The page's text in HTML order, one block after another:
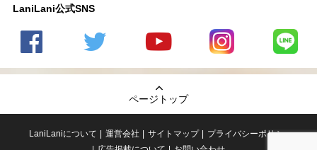
LaniLani公式SNS
の
のtwitter
の
Youtube
チャンネ
ページトップ
LaniLaniについて 運営会社 サイトマップ
プライバシーポリシー